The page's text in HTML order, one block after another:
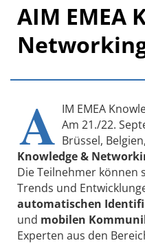
AIM EMEA
A IM EMEA
Am 21./22.
Brüssel,
Knowledge &
Die Teilnehmer können
Trends und
automatischen
und mobilen
Experten aus den